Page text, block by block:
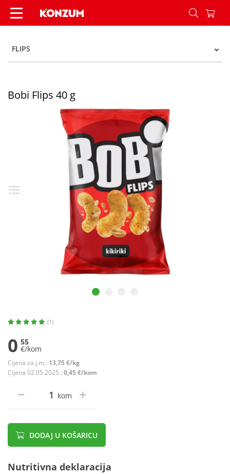
Bobi Flips 40 g - Konzum
FLIPS
Bobi Flips 40 g
(1)
0 55
€/kom
Cijena za j.m.: 13,75 €/kg
Cijena 02.05.2025.: 0,45 €/kom
kom
DODAJ U KOŠARICU
Nutritivna deklaracija